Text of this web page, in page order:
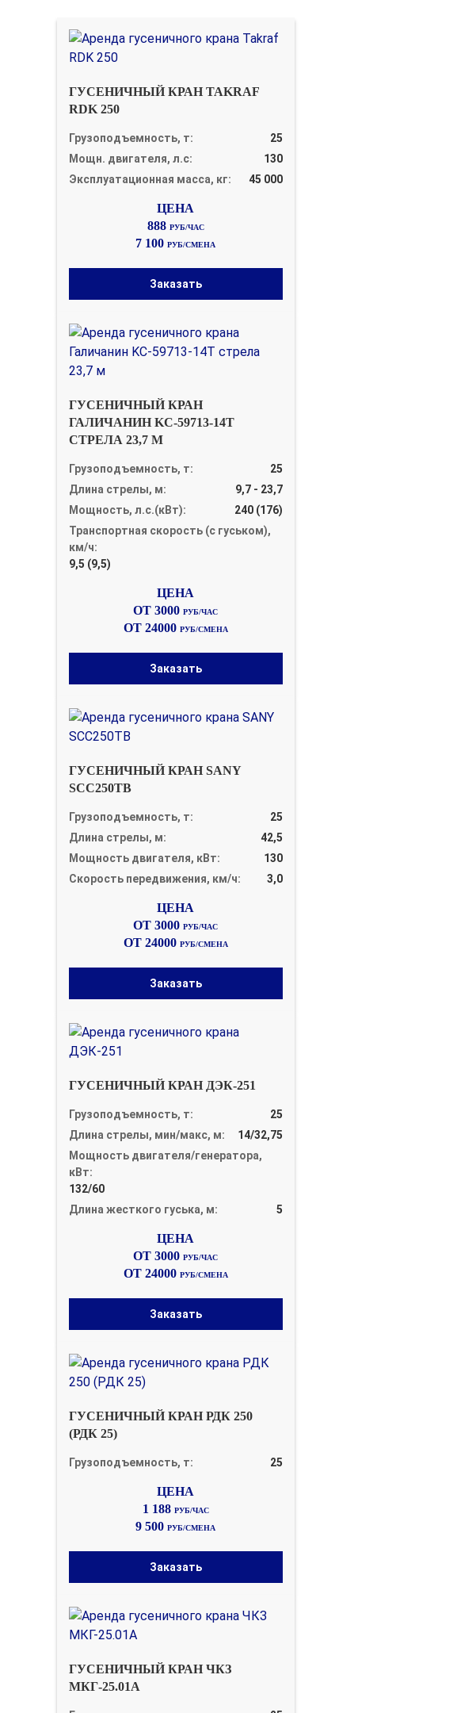
ГУСЕНИЧНЫЙ КРАН TAKRAF
RDK 250
Грузоподъемность, т:
25
Мощн. двигателя, л.с:
130
Эксплуатационная масса, кг:
45 000
888 РУБ/ЧАС
7 100РУБ/СМЕНА
Заказать
ГУСЕНИЧНЫЙ КРАН
ГАЛИЧАНИН KC-59713-14Т
СТРЕЛА 23,7 М
Грузоподъемность, т:
25
Длина стрелы, м:
9,7 - 23,7
Мощность, л.с.(кВт):
240 (176)
Транспортная скорость (с гуськом),
км/ч:
9,5 (9,5)
ОТ 3000РУБ/ЧАС
ОТ 24000 РУБ/СМЕНА
Заказать
ГУСЕНИЧНЫЙ КРАН SANY
SCC250TB
Грузоподъемность, т:
25
Длина стрелы, м:
42,5
Мощность двигателя, кВт:
130
Скорость передвижения, км/ч:
3,0
ОТ 3000РУБ/ЧАС
ОТ 24000 РУБ/СМЕНА
Заказать
ГУСЕНИЧНЫЙ КРАН ДЭК-251
Грузоподъемность, т:
25
Длина стрелы, мин/макс, м:
14/32,75
Мощность двигателя/генератора,
кВт:
132/60
Длина жесткого гуська, м:
5
ОТ 3000РУБ/ЧАС
ОТ 24000 РУБ/СМЕНА
Заказать
ГУСЕНИЧНЫЙ КРАН РДК 250
(РДК 25)
Грузоподъемность, т: 25
1 188 РУБ/ЧАС
9 500РУБ/СМЕНА
Заказать
ГУСЕНИЧНЫЙ КРАН ЧКЗ
МКГ-25.01А